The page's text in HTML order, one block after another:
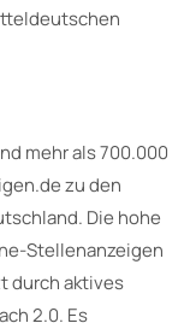
mehr als 700.000
zu den
Die hohe
Stellenanzeigen
durch aktives
2.0. Es